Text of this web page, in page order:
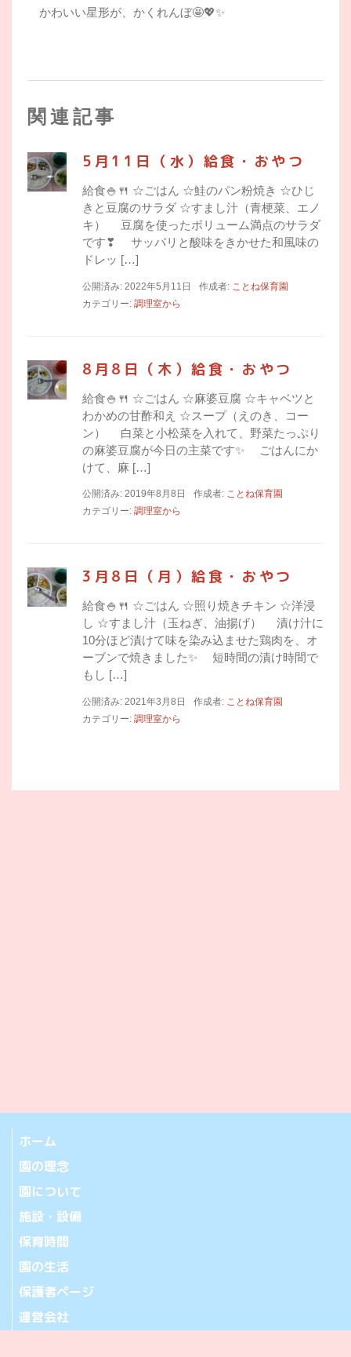
かわいい星形が、かくれんぼ🤩💖✨
関連記事
5月11日（水）給食・おやつ
給食🍚🍴 ☆ごはん ☆鮭のパン粉焼き ☆ひじ
きと豆腐のサラダ ☆すまし汁（青梗菜、エノ
キ） 豆腐を使ったボリューム満点のサラダ
です❣ サッパリと酸味をきかせた和風味の
ドレッ […]
公開済み: 2022年5月11日 作成者: ことね保育園
カテゴリー: 調理室から
8月8日（木）給食・おやつ
給食🍚🍴 ☆ごはん ☆麻婆豆腐 ☆キャベツと
わかめの甘酢和え ☆スープ（えのき、コー
ン） 白菜と小松菜を入れて、野菜たっぷり
の麻婆豆腐が今日の主菜です✨ ごはんにか
けて、麻 […]
公開済み: 2019年8月8日 作成者: ことね保育園
カテゴリー: 調理室から
3月8日（月）給食・おやつ
給食🍚🍴 ☆ごはん ☆照り焼きチキン ☆洋浸
し ☆すまし汁（玉ねぎ、油揚げ） 漬け汁に
10分ほど漬けて味を染み込ませた鶏肉を、オ
ーブンで焼きました✨ 短時間の漬け時間で
もし […]
公開済み: 2021年3月8日 作成者: ことね保育園
カテゴリー: 調理室から
ホーム
園の理念
園について
施設・設備
保育時間
園の生活
保護者ページ
運営会社